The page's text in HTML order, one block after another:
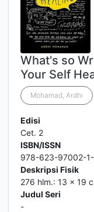
What's so
Your Self
Mohamad, Ardhi
Edisi
Cet. 2
ISBN/ISSN
978-623-97002-
Deskripsi Fisik
276 hlm.: 13 x 19
Judul Seri
-